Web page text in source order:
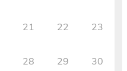
21 22 23
28 29 30